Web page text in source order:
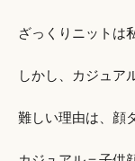
ざっくりニットは
しかし、カジュア
難しい理由は、顔